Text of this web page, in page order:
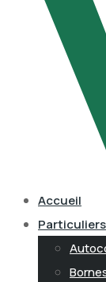
Accueil
Particuliers